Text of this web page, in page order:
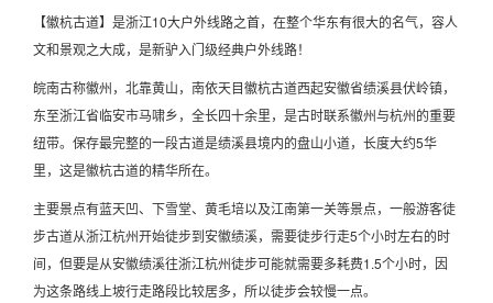
【徽杭古道】是浙江10大户外线路之首，在整个华东有很大的名气，容人
文和景观之大成，是新驴入门级经典户外线路！
皖南古称徽州，北靠黄山，南依天目徽杭古道西起安徽省绩溪县伏岭镇，
东至浙江省临安市马啸乡，全长四十余里，是古时联系徽州与杭州的重要
纽带。保存最完整的一段古道是绩溪县境内的盘山小道，长度大约5华
里，这是徽杭古道的精华所在。
主要景点有蓝天凹、下雪堂、黄毛培以及江南第一关等景点，一般游客徒
步古道从浙江杭州开始徒步到安徽绩溪，需要徒步行走5个小时左右的时
间，但要是从安徽绩溪往浙江杭州徒步可能就需要多耗费1.5个小时，因
为这条路线上坡行走路段比较居多，所以徒步会较慢一点。